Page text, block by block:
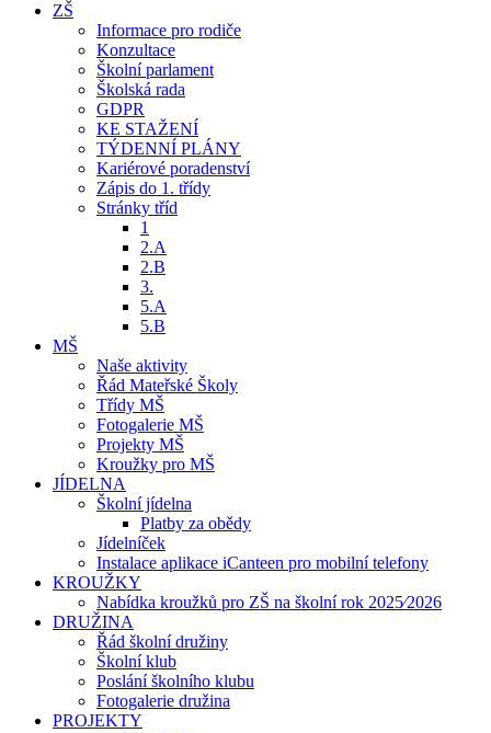
ZŠ
Informace pro rodiče
Konzultace
Školní parlament
Školská rada
GDPR
KE STAŽENÍ
TÝDENNÍ PLÁNY
Kariérové poradenství
Zápis do 1. třídy
Stránky tříd
1
2.A
2.B
3.
5.A
5.B
MŠ
Naše aktivity
Řád Mateřské Školy
Třídy MŠ
Fotogalerie MŠ
Projekty MŠ
Kroužky pro MŠ
JÍDELNA
Školní jídelna
Platby za obědy
Jídelníček
Instalace aplikace iCanteen pro mobilní telefony
KROUŽKY
Nabídka kroužků pro ZŠ na školní rok 2025⁄2026
DRUŽINA
Řád školní družiny
Školní klub
Poslání školního klubu
Fotogalerie družina
PROJEKTY